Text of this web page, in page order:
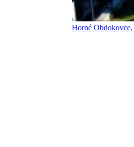
Horné Obdokovce,